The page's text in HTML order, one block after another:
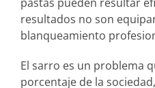
resultados no son
blanqueamiento
El sarro es un problema
porcentaje de la